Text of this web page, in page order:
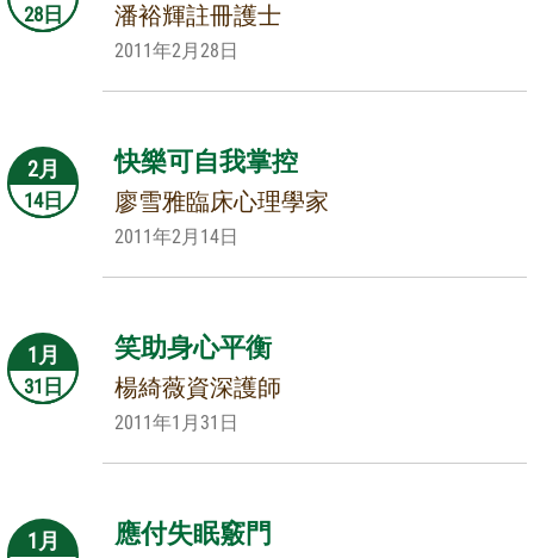
28日
潘裕輝註冊護士
2011年2月28日
2月
14日
快樂可自我掌控
廖雪雅臨床心理學家
2011年2月14日
1月
31日
笑助身心平衡
楊綺薇資深護師
2011年1月31日
1月
應付失眠竅門